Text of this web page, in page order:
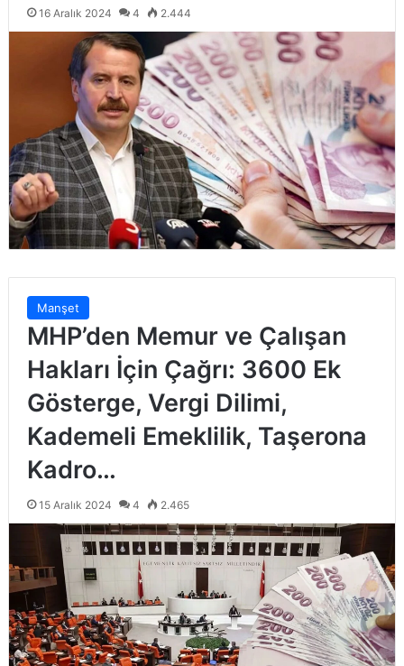
16 Aralık 2024 4 2.444
Manşet
MHP’den Memur ve Çalışan
Hakları İçin Çağrı: 3600 Ek
Gösterge, Vergi Dilimi,
Kademeli Emeklilik, Taşerona
Kadro…
15 Aralık 2024 4 2.465